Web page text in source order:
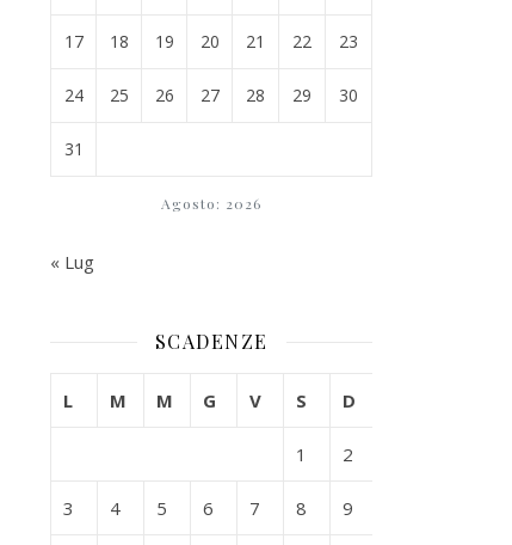
Agosto: 2026
17 18 19 20 21 22 23
24 25 26 27 28 29 30
31
« Lug
SCADENZE
L M M G V S D
1 2
3 4 5 6 7 8 9